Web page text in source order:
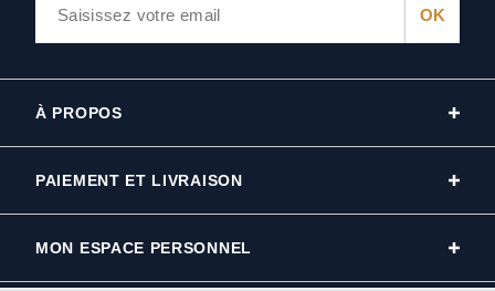
À PROPOS
PAIEMENT ET LIVRAISON
MON ESPACE PERSONNEL